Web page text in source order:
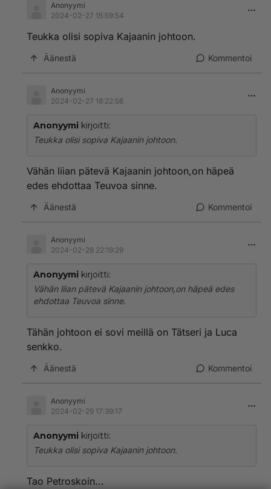
Anonyymi
2024-02-27 15:59:54
Teukka olisi sopiva Kajaanin johtoon.
Äänestä Kommentoi
Anonyymi
2024-02-27 18:22:56
Anonyymi kirjoitti:
Teukka olisi sopiva Kajaanin johtoon.
Vähän liian pätevä Kajaanin johtoon,on häpeä
edes ehdottaa Teuvoa sinne.
Äänestä Kommentoi
Anonyymi
2024-02-28 22:19:29
Anonyymi kirjoitti:
Vähän liian pätevä Kajaanin johtoon,on häpeä edes
ehdottaa Teuvoa sinne.
Tähän johtoon ei sovi meillä on Tätseri ja Luca
senkko.
Äänestä Kommentoi
Anonyymi
2024-02-29 17:39:17
Anonyymi kirjoitti:
Teukka olisi sopiva Kajaanin johtoon.
Tao Petroskoin...